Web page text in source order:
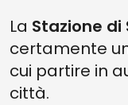
La Stazione di
certamente
cui partire in
città.